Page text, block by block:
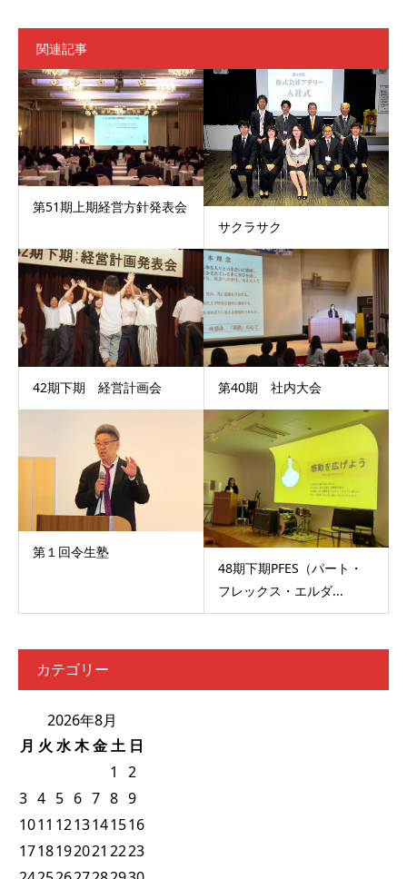
関連記事
第51期上期経営方針発表会
サクラサク
42期下期 経営計画会 第40期 社内大会
第１回令生塾
48期下期PFES（パート・
フレックス・エルダ...
カテゴリー
2026年8月
月 火 水木金土 日
1
2
3 4 5 6 7 8 9
1011 1213141516
1718192021 2223